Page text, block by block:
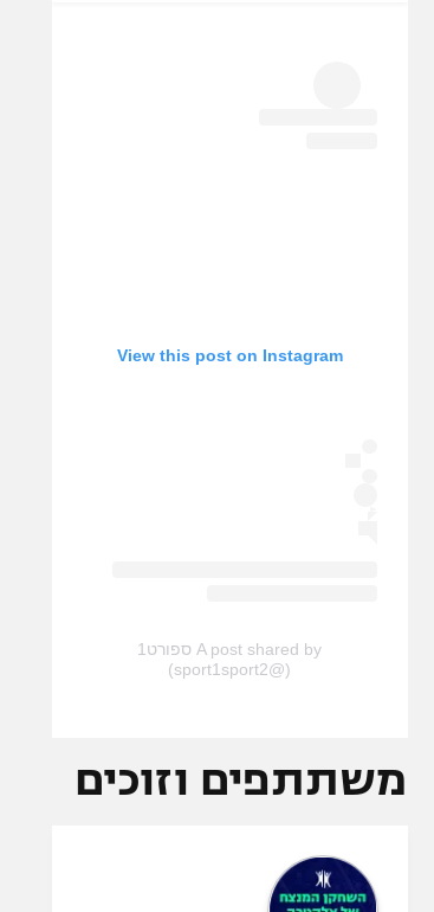
View this post on Instagram
A post shared by ספורט1
(@sport1sport2)
משתתפים וזוכים